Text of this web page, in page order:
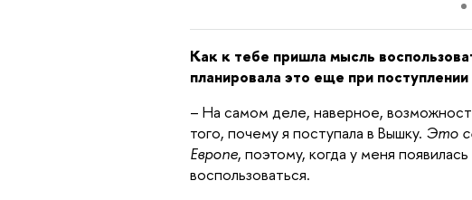
Как к тебе пришла мысль
планировала это еще при
– На самом деле, наверное,
того, почему я поступала в Вышку. Это
Европе, поэтому, когда у меня
воспользоваться.